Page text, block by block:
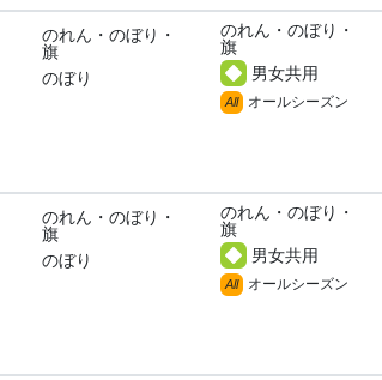
のれん・のぼり・
旗
のぼり
のれん・のぼり・
旗
男女共用
All オールシーズン
のれん・のぼり・
旗
のぼり
のれん・のぼり・
旗
男女共用
All オールシーズン